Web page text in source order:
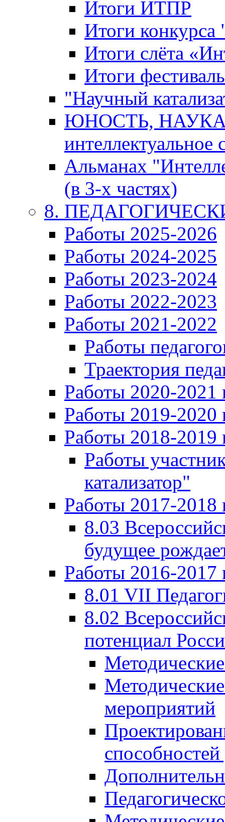
Итоги ИТПР
Итоги
Итоги слёта
Итоги
"Научный
ЮНОСТЬ,
интеллектуальное
Альманах
(в 3-х частях)
8.
Работы 2025-2026
Работы 2024-2025
Работы 2023-2024
Работы 2022-2023
Работы 2021-2022
Работы
Траектория
Работы 2020-2021
Работы 2019-2020
Работы 2018-2019
Работы
катализатор"
Работы 2017-2018
8.03
будущее
Работы 2016-2017
8.01 VII
8.02
потенциал
мероприятий